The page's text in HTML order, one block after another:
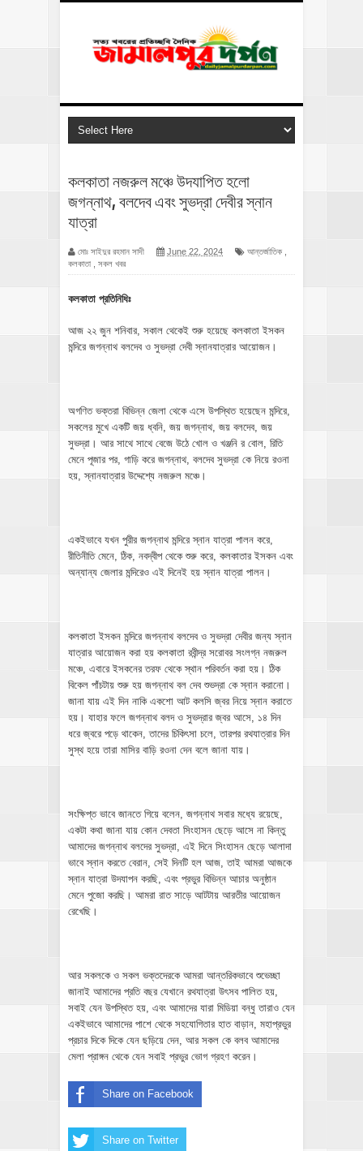
কলকাতা নজরুল মঞ্চে উদযাপিত হলো
জগন্নাথ, বলদেব এবং সুভদ্রা দেবীর স্নান
যাত্রা
মোঃ সাইদুর রহমান সাদী June 22, 2024 আন্তর্জাতিক
কলকাতা
সকল খবর
কলকাতা প্রতিনিধিঃ
আজ ২২ জুন শনিবার, সকাল থেকেই শুরু হয়েছে কলকাতা ইসকন
মন্দিরে জগন্নাথ বলদেব ও সুভদ্রা দেবী স্নানযাত্রার আয়োজন।
অগণিত ভক্তরা বিভিন্ন জেলা থেকে এসে উপস্থিত হয়েছেন মন্দিরে,
সকলের মুখে একটি জয় ধ্বনি, জয় জগন্নাথ, জয় বলদেব, জয়
সুভদ্রা। আর সাথে সাথে বেজে উঠে খোল ও খঞ্জনি র বোল, রিতি
মেনে পূজার পর, গাড়ি করে জগন্নাথ, বলদেব সুভদ্রা কে নিয়ে রওনা
হয়, স্নানযাত্রার উদ্দেশ্যে নজরুল মঞ্চে।
একইভাবে যখন পুরীর জগন্নাথ মন্দিরে স্নান যাত্রা পালন করে,
রীতিনীতি মেনে, ঠিক, নবদ্বীপ থেকে শুরু করে, কলকাতার ইসকন এবং
অন্যান্য জেলার মন্দিরেও এই দিনেই হয় স্নান যাত্রা পালন।
কলকাতা ইসকন মন্দিরে জগন্নাথ বলদেব ও সুভদ্রা দেবীর জন্য স্নান
যাত্রার আয়োজন করা হয় কলকাতা রবীন্দ্র সরোবর সংলগ্ন নজরুল
মঞ্চে, এবারে ইসকনের তরফ থেকে স্থান পরিবর্তন করা হয়। ঠিক
বিকেল পাঁচটায় শুরু হয় জগন্নাথ বল দেব শুভদ্রা কে স্নান করানো।
জানা যায় এই দিন নাকি একশো আট কলসি জ্বর নিয়ে স্নান করাতে
হয়। যাহার ফলে জগন্নাথ বলদ ও সুভদ্রার জ্বর আসে, ১৪ দিন
ধরে জ্বরে পড়ে থাকেন, তাদের চিকিৎসা চলে, তারপর রথযাত্রার দিন
সুস্থ হয়ে তারা মাসির বাড়ি রওনা দেন বলে জানা যায়।
সংক্ষিপ্ত ভাবে জানতে গিয়ে বলেন, জগন্নাথ সবার মধ্যে রয়েছে,
একটা কথা জানা যায় কোন দেবতা সিংহাসন ছেড়ে আসে না কিন্তু
আমাদের জগন্নাথ বলদের সুভদ্রা, এই দিনে সিংহাসন ছেড়ে আলাদা
ভাবে স্নান করতে বেরান, সেই দিনটি হল আজ, তাই আমরা আজকে
স্নান যাত্রা উদযাপন করছি, এবং প্রভুর বিভিন্ন আচার অনুষ্ঠান
মেনে পুজো করছি। আমরা রাত সাড়ে আটটায় আরতীর আয়োজন
রেখেছি।
আর সকলকে ও সকল ভক্তদেরকে আমরা আন্তরিকভাবে শুভেচ্ছা
জানাই আমাদের প্রতি বছর যেখানে রথযাত্রা উৎসব পালিত হয়,
সবাই যেন উপস্থিত হয়, এবং আমাদের যারা মিডিয়া বন্ধু তারাও যেন
একইভাবে আমাদের পাশে থেকে সহযোগিতার হাত বাড়ান, মহাপ্রভুর
প্রচার দিকে দিকে যেন ছড়িয়ে দেন, আর সকল কে বলব আমাদের
মেলা প্রাঙ্গন থেকে যেন সবাই প্রভুর ভোগ গ্রহণ করেন।
Share on Facebook
Share on Twitter